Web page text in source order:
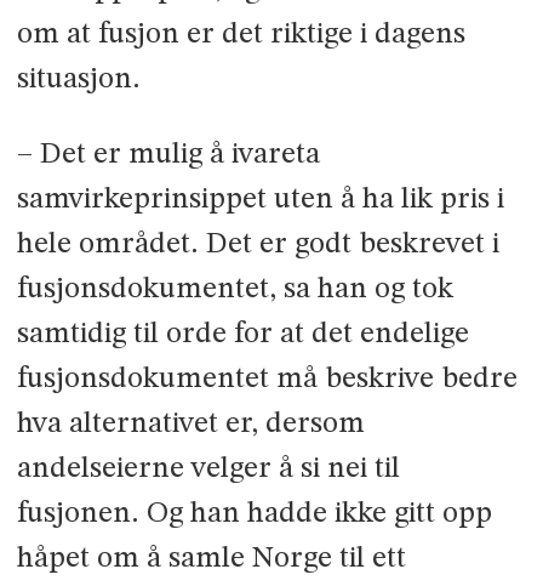
om at fusjon er det riktige i dagens
situasjon.
– Det er mulig å ivareta
samvirkeprinsippet uten å ha lik pris i
hele området. Det er godt beskrevet i
fusjonsdokumentet, sa han og tok
samtidig til orde for at det endelige
fusjonsdokumentet må beskrive bedre
hva alternativet er, dersom
andelseierne velger å si nei til
fusjonen. Og han hadde ikke gitt opp
håpet om å samle Norge til ett